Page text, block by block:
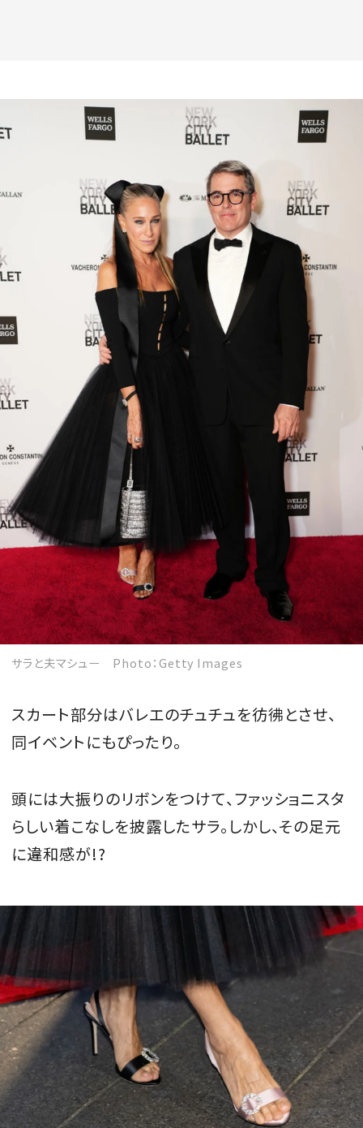
サラと夫マシュー Photo：Getty Images
スカート部分はバレエのチュチュを彷彿とさせ、
同イベントにもぴったり。
頭には大振りのリボンをつけて、ファッショニスタ
らしい着こなしを披露したサラ。しかし、その足元
に違和感が!?